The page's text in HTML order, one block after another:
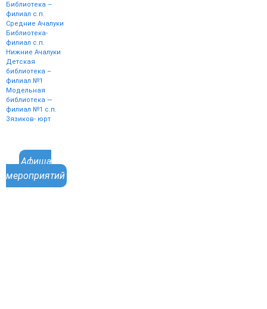
Библиотека –
филиал с.п.
Средние Ачалуки
Библиотека-
филиал с.п.
Нижние Ачалуки
Детская
библиотека –
филиал №1
Модельная
библиотека —
филиал №1 с.п.
Зязиков- юрт
Афиша
мероприятий